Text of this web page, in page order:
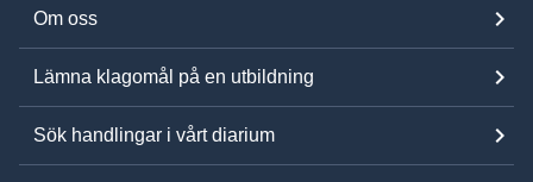
Om oss
Lämna klagomål på en utbildning
Sök handlingar i vårt diarium